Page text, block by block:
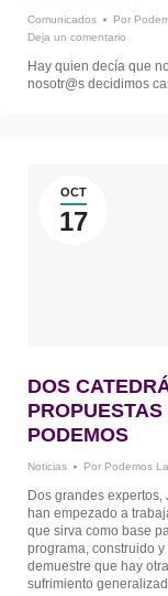
Comunicados Por
Deja un comentario
Hay quien decía que
nosotr@s decidimos
OCT
17
DOS
PODEMOS
Noticias Por Podemos
Dos grandes expertos,
han empezado a
que sirva como base
programa, construido
demuestre que hay
sufrimiento